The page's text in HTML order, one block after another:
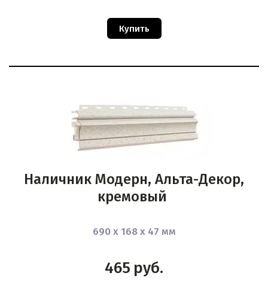
Купить
Наличник Модерн, Альта-Декор,
кремовый
690 х 168 х 47 мм
465 руб.